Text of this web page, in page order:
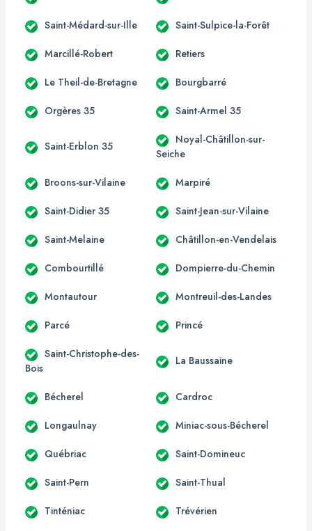
Saint-Médard-sur-Ille Saint-Sulpice-la-Forêt
Marcillé-Robert Retiers
Le Theil-de-Bretagne Bourgbarré
Orgères 35 Saint-Armel 35
Saint-Erblon 35
Noyal-Châtillon-sur-
Seiche
Broons-sur-Vilaine Marpiré
Saint-Didier 35 Saint-Jean-sur-Vilaine
Saint-Melaine Châtillon-en-Vendelais
Combourtillé Dompierre-du-Chemin
Montautour Montreuil-des-Landes
Parcé Princé
Saint-Christophe-des-
Bois
La Baussaine
Bécherel Cardroc
Longaulnay Miniac-sous-Bécherel
Québriac Saint-Domineuc
Saint-Pern Saint-Thual
Tinténiac Trévérien